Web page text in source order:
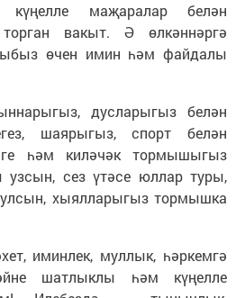
маҗаралар белән
вакыт. Ә өлкәннәргә
өчен имин һәм файдалы
дусларыгыз белән
шаярыгыз, спорт белән
һәм киләчәк тормышыгыз
сез үтәсе юллар туры,
хыялларыгыз тормышка
иминлек, муллык, һәркемгә
шатлыклы һәм күңелле